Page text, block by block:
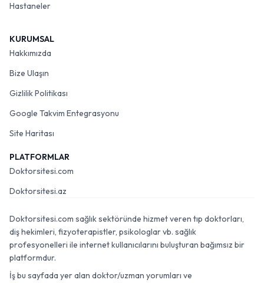
Hastaneler
KURUMSAL
Hakkımızda
Bize Ulaşın
Gizlilik Politikası
Google Takvim Entegrasyonu
Site Haritası
PLATFORMLAR
Doktorsitesi.com
Doktorsitesi.az
Doktorsitesi.com sağlık sektöründe hizmet veren tıp doktorları,
diş hekimleri, fizyoterapistler, psikologlar vb. sağlık
profesyonelleri ile internet kullanıcılarını buluşturan bağımsız bir
platformdur.
İş bu sayfada yer alan doktor/uzman yorumları ve